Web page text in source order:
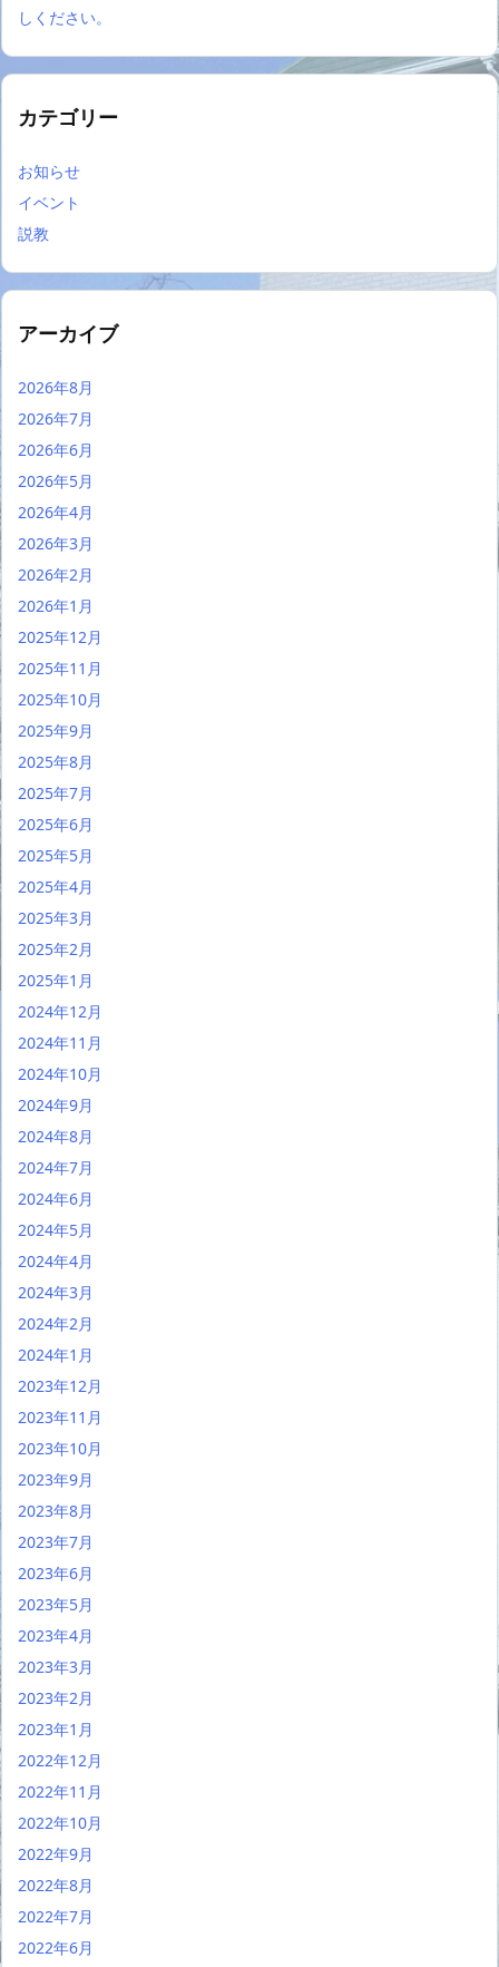
しください。
カテゴリー
お知らせ
イベント
説教
アーカイブ
2026年8月
2026年7月
2026年6月
2026年5月
2026年4月
2026年3月
2026年2月
2026年1月
2025年12月
2025年11月
2025年10月
2025年9月
2025年8月
2025年7月
2025年6月
2025年5月
2025年4月
2025年3月
2025年2月
2025年1月
2024年12月
2024年11月
2024年10月
2024年9月
2024年8月
2024年7月
2024年6月
2024年5月
2024年4月
2024年3月
2024年2月
2024年1月
2023年12月
2023年11月
2023年10月
2023年9月
2023年8月
2023年7月
2023年6月
2023年5月
2023年4月
2023年3月
2023年2月
2023年1月
2022年12月
2022年11月
2022年10月
2022年9月
2022年8月
2022年7月
2022年6月